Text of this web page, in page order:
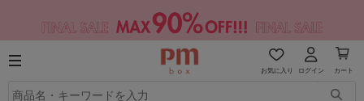
お気に入り ログイン カート